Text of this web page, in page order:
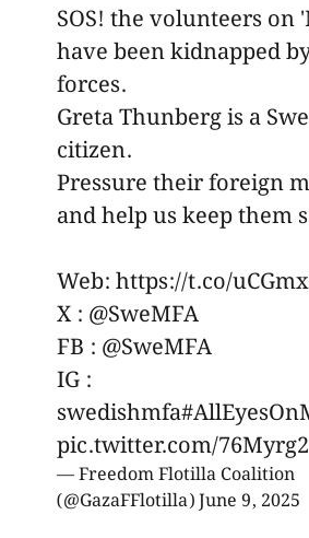
SOS! the volunteers on
have been kidnapped
forces.
Greta Thunberg is a
citizen.
Pressure their foreign
and help us keep them
Web:https://t.co/
X : @SweMFA
FB : @SweMFA
IG :
swedishmfa
pic.twitter.com/
— Freedom Flotilla Coalition
(@GazaFFlotilla)June 9, 2025